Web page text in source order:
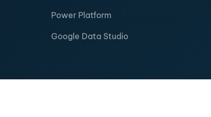
Power Platform
Google Data Studio